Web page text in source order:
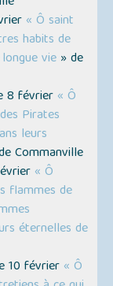
« Ô saint
habits de
vie » de
8 février « Ô
Pirates
leurs
Commanville
« Ô
flammes de
éternelles de
10 février « Ô